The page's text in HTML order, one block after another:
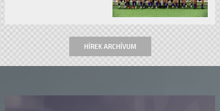
HÍREK ARCHÍVUM